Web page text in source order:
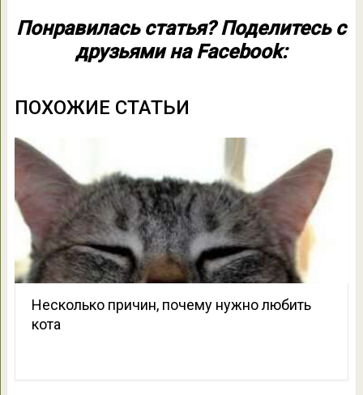
Понравилась статья? Поделитесь с
друзьями на Facebook:
ПОХОЖИЕ СТАТЬИ
Несколько причин, почему нужно любить
кота